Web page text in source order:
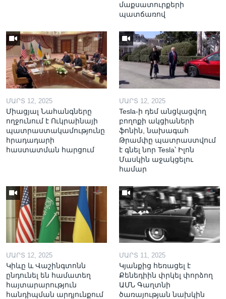
մաքսատուրքերի
պատճառով
ՄԱՐՏ 12, 2025
Միացյալ Նահանգները
ողջունում է Ուկրաինայի
պատրաստակամությունը
հրադադարի
հաստատման հարցում
ՄԱՐՏ 12, 2025
Tesla-ի դեմ անցկացվող
բողոքի ակցիաների
ֆոնին, նախագահ
Թրամփը պատրաստվում
է գնել նոր Tesla՝ Իլոն
Մասկին աջակցելու
համար
ՄԱՐՏ 12, 2025
Կիևը և Վաշինգտոնն
ընդունել են համատեղ
հայտարարություն
հանդիպման արդյունքում
ՄԱՐՏ 11, 2025
Կյանքից հեռացել է
Քենեդիին փրկել փորձող
ԱՄՆ Գաղտնի
ծառայության նախկին